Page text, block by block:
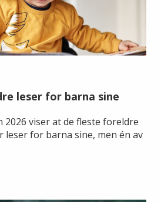
leser for barna sine
2026 viser at de fleste foreldre
leser for barna sine, men én av